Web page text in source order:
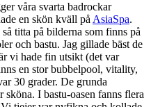
våra svarta badrockar
en skön kväll på AsiaSpa.
titta på bilderna som finns på
och bastu. Jag gillade bäst de
vi hade fin utsikt (det var
en stor bubbelpool, vitality,
30 grader. De grunda
I bastu-oasen fanns flera